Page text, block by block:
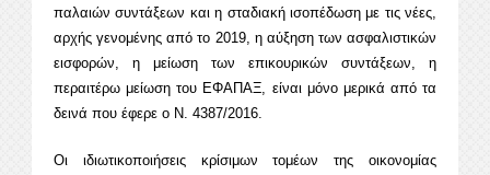
παλαιών συντάξεων και η σταδιακή ισοπέδωση με τις νέες,
αρχής γενομένης από το 2019, η αύξηση των ασφαλιστικών
εισφορών, η μείωση των επικουρικών συντάξεων, η
περαιτέρω μείωση του ΕΦΑΠΑΞ, είναι μόνο μερικά από τα
δεινά που έφερε ο Ν. 4387/2016.
Οι ιδιωτικοποιήσεις κρίσιμων τομέων της οικονομίας